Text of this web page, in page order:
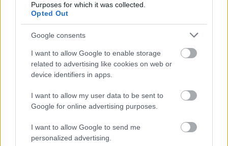
Purposes for which it was collected.
Opted Out
Google consents
I want to allow Google to enable storage
related to advertising like cookies on web or
device identifiers in apps.
I want to allow my user data to be sent to
Google for online advertising purposes.
I want to allow Google to send me
personalized advertising.
Εξίσου σημαντικό με τα παραπάνω είναι
να κλείσουμε τελευταίοι το τηλέφωνο, μέχρι να μας
πουν οι άνθρωποι του ΕΚΑΒ
ότι δεν χρειάζονται άλλες
πληροφορίες από εμάς.
Αφού γίνουν αυτά, τότε και μόνο πλησιάζουμε τον
μοτοσυκλετιστή, ενεργώντας πλέον υπό συνθήκες
ασφάλειας για αυτόν, εμάς τους ίδιους, αλλά και τους
υπόλοιπους χρήστες του δρόμου. Σε αυτό το κρίσιμο
σημείο, αυτό που πρέπει να έχουμε πάντα στο μυαλό μας